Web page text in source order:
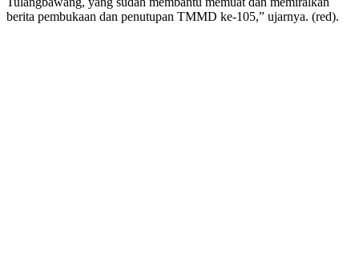
berita pembukaan dan penutupan TMMD ke-105,” ujarnya. (red).